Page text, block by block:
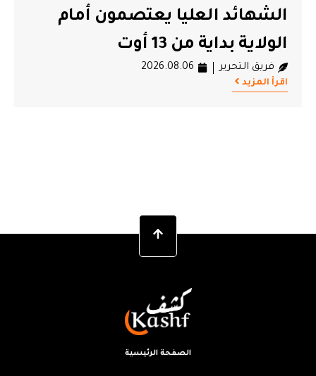
الشهائد العليا يعتصمون أمام
الولاية بداية من 13 أوت
فريق التحرير 2026.08.06
اقرأ المزيد
الصفحة الرئيسية